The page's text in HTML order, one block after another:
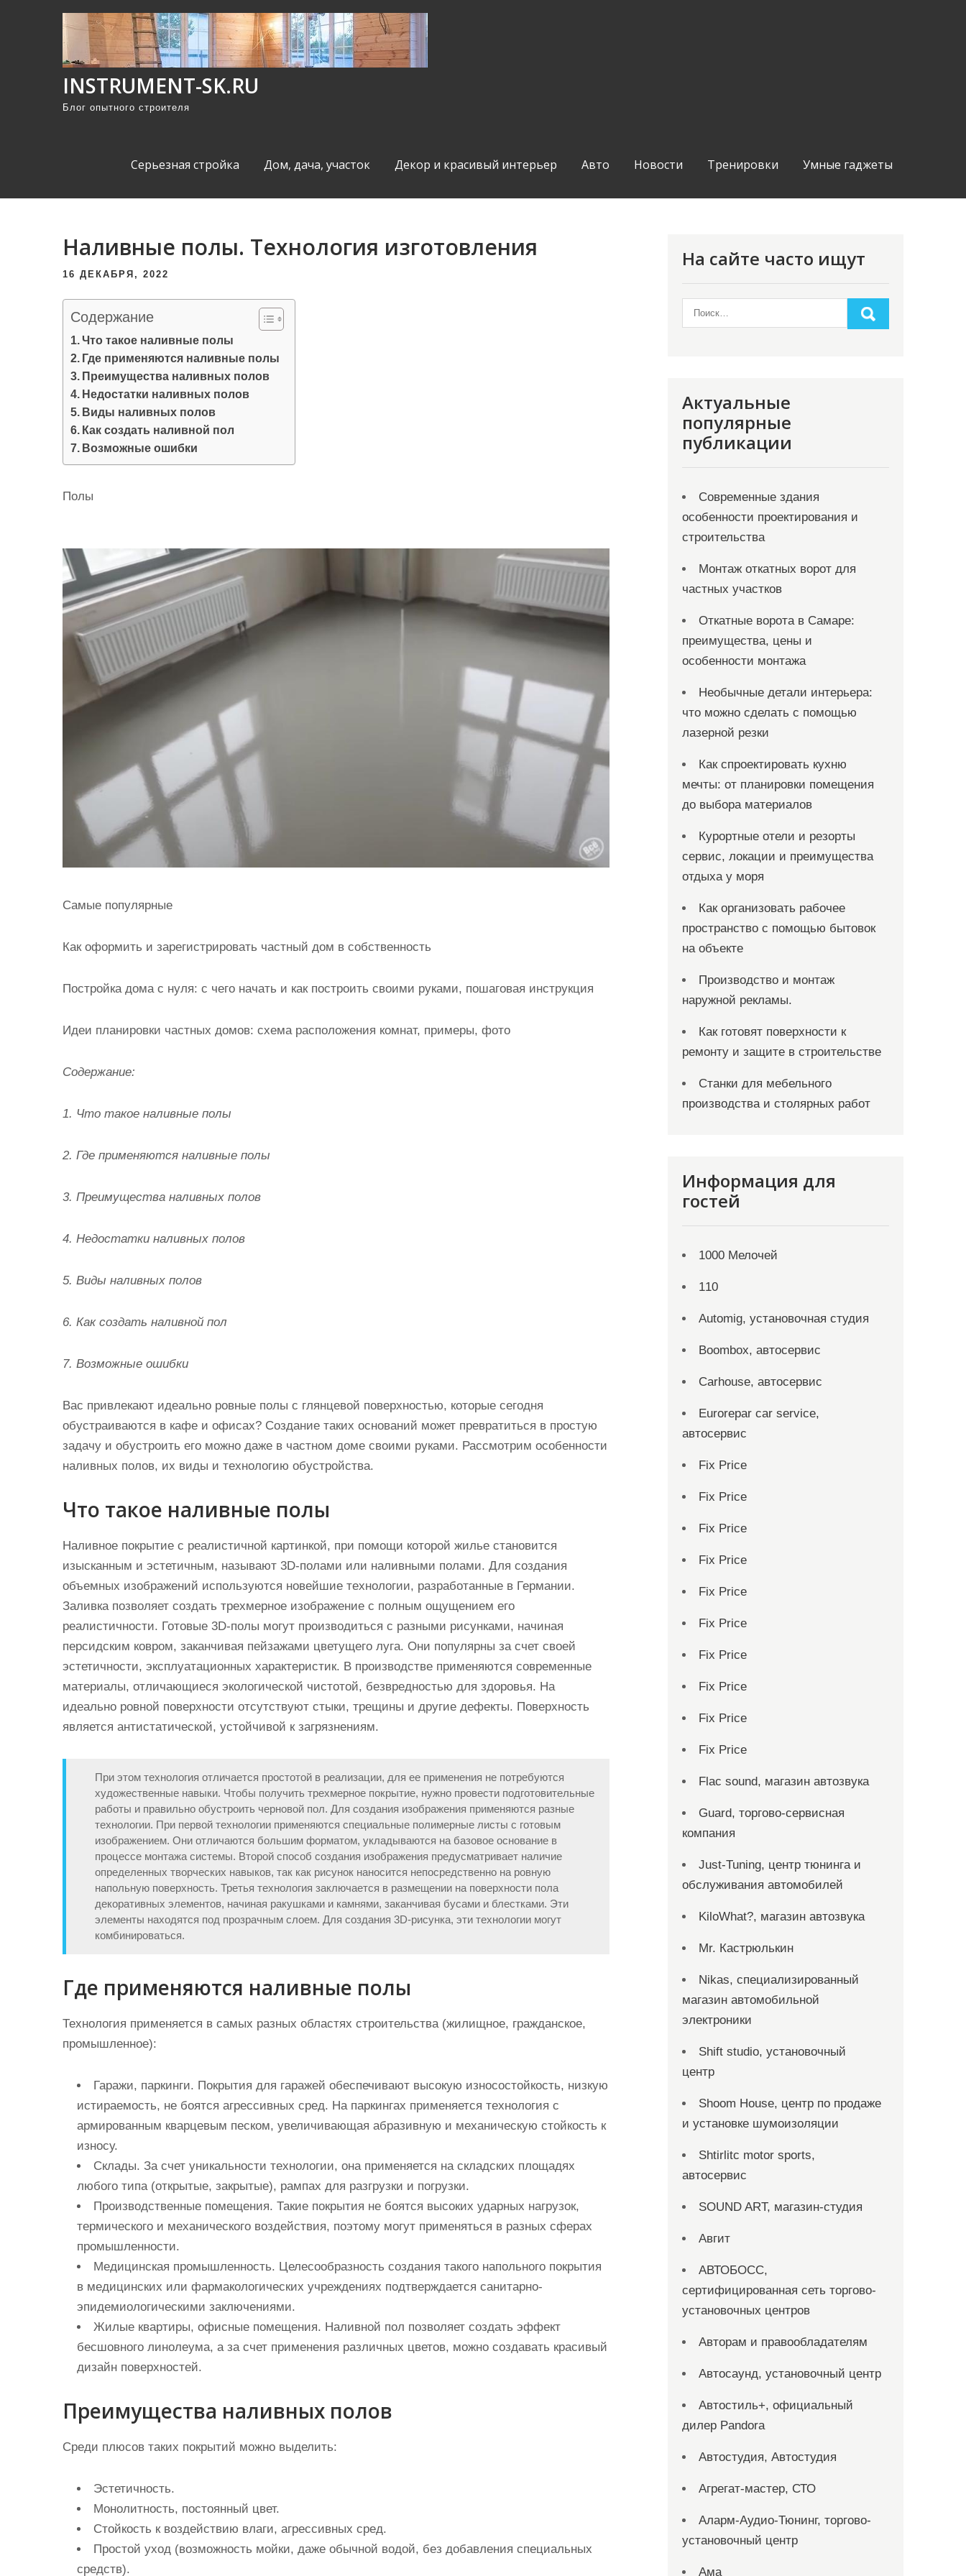
INSTRUMENT-SK.RU
Блог опытного строителя
Серьезная стройка Дом, дача, участок Декор и красивый интерьер Авто Новости Тренировки Умные гаджеты
Наливные полы. Технология изготовления
16 ДЕКАБРЯ, 2022
Содержание
Что такое наливные полы
Где применяются наливные полы
Преимущества наливных полов
Недостатки наливных полов
Виды наливных полов
Как создать наливной пол
Возможные ошибки
Полы
Самые популярные
Как оформить и зарегистрировать частный дом в собственность
Постройка дома с нуля: с чего начать и как построить своими руками, пошаговая инструкция
Идеи планировки частных домов: схема расположения комнат, примеры, фото
Содержание:
1. Что такое наливные полы
2. Где применяются наливные полы
3. Преимущества наливных полов
4. Недостатки наливных полов
5. Виды наливных полов
6. Как создать наливной пол
7. Возможные ошибки
Вас привлекают идеально ровные полы с глянцевой поверхностью, которые сегодня
обустраиваются в кафе и офисах? Создание таких оснований может превратиться в простую
задачу и обустроить его можно даже в частном доме своими руками. Рассмотрим особенности
наливных полов, их виды и технологию обустройства.
Что такое наливные полы
Наливное покрытие с реалистичной картинкой, при помощи которой жилье становится
изысканным и эстетичным, называют 3D-полами или наливными полами. Для создания
объемных изображений используются новейшие технологии, разработанные в Германии.
Заливка позволяет создать трехмерное изображение с полным ощущением его
реалистичности. Готовые 3D-полы могут производиться с разными рисунками, начиная
персидским ковром, заканчивая пейзажами цветущего луга. Они популярны за счет своей
эстетичности, эксплуатационных характеристик. В производстве применяются современные
материалы, отличающиеся экологической чистотой, безвредностью для здоровья. На
идеально ровной поверхности отсутствуют стыки, трещины и другие дефекты. Поверхность
является антистатической, устойчивой к загрязнениям.
При этом технология отличается простотой в реализации, для ее применения не потребуются
художественные навыки. Чтобы получить трехмерное покрытие, нужно провести подготовительные
работы и правильно обустроить черновой пол. Для создания изображения применяются разные
технологии. При первой технологии применяются специальные полимерные листы с готовым
изображением. Они отличаются большим форматом, укладываются на базовое основание в
процессе монтажа системы. Второй способ создания изображения предусматривает наличие
определенных творческих навыков, так как рисунок наносится непосредственно на ровную
напольную поверхность. Третья технология заключается в размещении на поверхности пола
декоративных элементов, начиная ракушками и камнями, заканчивая бусами и блестками. Эти
элементы находятся под прозрачным слоем. Для создания 3D-рисунка, эти технологии могут
комбинироваться.
Где применяются наливные полы
Технология применяется в самых разных областях строительства (жилищное, гражданское,
промышленное):
Гаражи, паркинги. Покрытия для гаражей обеспечивают высокую износостойкость, низкую
истираемость, не боятся агрессивных сред. На паркингах применяется технология с
армированным кварцевым песком, увеличивающая абразивную и механическую стойкость к
износу.
Склады. За счет уникальности технологии, она применяется на складских площадях
любого типа (открытые, закрытые), рампах для разгрузки и погрузки.
Производственные помещения. Такие покрытия не боятся высоких ударных нагрузок,
термического и механического воздействия, поэтому могут применяться в разных сферах
промышленности.
Медицинская промышленность. Целесообразность создания такого напольного покрытия
в медицинских или фармакологических учреждениях подтверждается санитарно-
эпидемиологическими заключениями.
Жилые квартиры, офисные помещения. Наливной пол позволяет создать эффект
бесшовного линолеума, а за счет применения различных цветов, можно создавать красивый
дизайн поверхностей.
Преимущества наливных полов
Среди плюсов таких покрытий можно выделить:
Эстетичность.
Монолитность, постоянный цвет.
Стойкость к воздействию влаги, агрессивных сред.
Простой уход (возможность мойки, даже обычной водой, без добавления специальных
средств).
На сайте часто ищут
Актуальные
популярные
публикации
Современные здания
особенности проектирования и
строительства
Монтаж откатных ворот для
частных участков
Откатные ворота в Самаре:
преимущества, цены и
особенности монтажа
Необычные детали интерьера:
что можно сделать с помощью
лазерной резки
Как спроектировать кухню
мечты: от планировки помещения
до выбора материалов
Курортные отели и резорты
сервис, локации и преимущества
отдыха у моря
Как организовать рабочее
пространство с помощью бытовок
на объекте
Производство и монтаж
наружной рекламы.
Как готовят поверхности к
ремонту и защите в строительстве
Станки для мебельного
производства и столярных работ
Информация для
гостей
1000 Мелочей
110
Automig, установочная студия
Boombox, автосервис
Carhouse, автосервис
Eurorepar car service,
автосервис
Fix Price
Fix Price
Fix Price
Fix Price
Fix Price
Fix Price
Fix Price
Fix Price
Fix Price
Fix Price
Flac sound, магазин автозвука
Guard, торгово-сервисная
компания
Just-Tuning, центр тюнинга и
обслуживания автомобилей
KiloWhat?, магазин автозвука
Mr. Кастрюлькин
Nikas, специализированный
магазин автомобильной
электроники
Shift studio, установочный
центр
Shoom House, центр по продаже
и установке шумоизоляции
Shtirlitc motor sports,
автосервис
SOUND ART, магазин-студия
Авгит
АВТОБОСС,
сертифицированная сеть торгово-
установочных центров
Авторам и правообладателям
Автосаунд, установочный центр
Автостиль+, официальный
дилер Pandora
Автостудия, Автостудия
Агрегат-мастер, СТО
Аларм-Аудио-Тюнинг, торгово-
установочный центр
Ама